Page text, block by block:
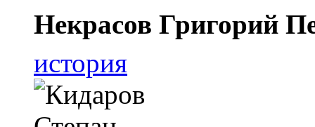
Некрасов Григорий
история